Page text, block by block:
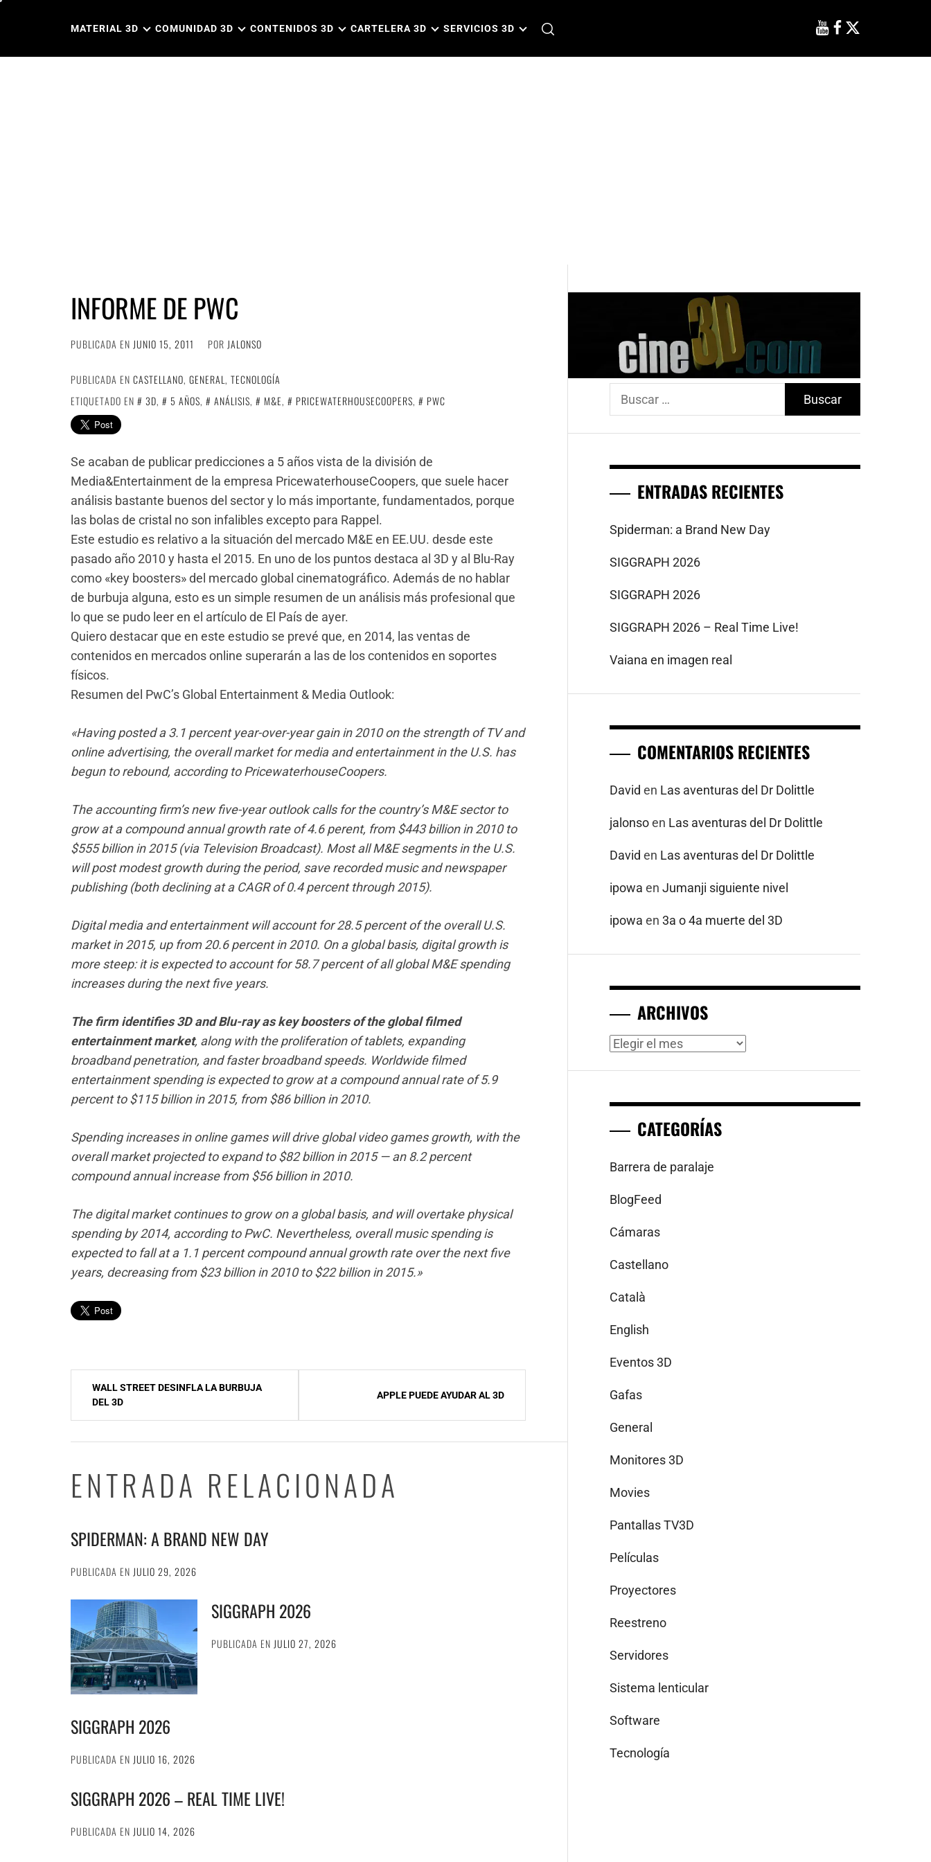
MATERIAL 3D COMUNIDAD 3D CONTENIDOS 3D CARTELERA 3D SERVICIOS 3D
INFORME DE PWC
PUBLICADA EN JUNIO 15, 2011 POR JALONSO
PUBLICADA EN CASTELLANO, GENERAL, TECNOLOGÍA
ETIQUETADO EN
3D, 5 AÑOS, ANÁLISIS, M&E, PRICEWATERHOUSECOOPERS, PWC
Se acaban de publicar predicciones a 5 años vista de la división de
Media&Entertainment de la empresa PricewaterhouseCoopers, que suele hacer
análisis bastante buenos del sector y lo más importante, fundamentados, porque
las bolas de cristal no son infalibles excepto para Rappel.
Este estudio es relativo a la situación del mercado M&E en EE.UU. desde este
pasado año 2010 y hasta el 2015. En uno de los puntos destaca al 3D y al Blu-Ray
como «key boosters» del mercado global cinematográfico. Además de no hablar
de burbuja alguna, esto es un simple resumen de un análisis más profesional que
lo que se pudo leer en el artículo de El País de ayer.
Quiero destacar que en este estudio se prevé que, en 2014, las ventas de
contenidos en mercados online superarán a las de los contenidos en soportes
físicos.
Resumen del PwC’s Global Entertainment & Media Outlook:
«Having posted a 3.1 percent year-over-year gain in 2010 on the strength of TV and
online advertising, the overall market for media and entertainment in the U.S. has
begun to rebound, according to PricewaterhouseCoopers.
The accounting firm’s new five-year outlook calls for the country’s M&E sector to
grow at a compound annual growth rate of 4.6 perent, from $443 billion in 2010 to
$555 billion in 2015 (via Television Broadcast). Most all M&E segments in the U.S.
will post modest growth during the period, save recorded music and newspaper
publishing (both declining at a CAGR of 0.4 percent through 2015).
Digital media and entertainment will account for 28.5 percent of the overall U.S.
market in 2015, up from 20.6 percent in 2010. On a global basis, digital growth is
more steep: it is expected to account for 58.7 percent of all global M&E spending
increases during the next five years.
The firm identifies 3D and Blu-ray as key boosters of the global filmed
entertainment market, along with the proliferation of tablets, expanding
broadband penetration, and faster broadband speeds. Worldwide filmed
entertainment spending is expected to grow at a compound annual rate of 5.9
percent to $115 billion in 2015, from $86 billion in 2010.
Spending increases in online games will drive global video games growth, with the
overall market projected to expand to $82 billion in 2015 — an 8.2 percent
compound annual increase from $56 billion in 2010.
The digital market continues to grow on a global basis, and will overtake physical
spending by 2014, according to PwC. Nevertheless, overall music spending is
expected to fall at a 1.1 percent compound annual growth rate over the next five
years, decreasing from $23 billion in 2010 to $22 billion in 2015.»
Navegación
entradas
WALL STREET DESINFLA LA BURBUJA
DEL 3D
APPLE PUEDE AYUDAR AL 3D
ENTRADA RELACIONADA
SPIDERMAN: A BRAND NEW DAY
PUBLICADA EN JULIO 29, 2026
SIGGRAPH 2026
PUBLICADA EN JULIO 27, 2026
SIGGRAPH 2026
PUBLICADA EN JULIO 16, 2026
SIGGRAPH 2026 – REAL TIME LIVE!
PUBLICADA EN JULIO 14, 2026
Buscar:
ENTRADAS RECIENTES
Spiderman: a Brand New Day
SIGGRAPH 2026
SIGGRAPH 2026
SIGGRAPH 2026 – Real Time Live!
Vaiana en imagen real
COMENTARIOS RECIENTES
David en Las aventuras del Dr Dolittle
jalonsoen Las aventuras del Dr Dolittle
David en Las aventuras del Dr Dolittle
ipowa enJumanji siguiente nivel
ipowa en3a o 4a muerte del 3D
ARCHIVOS
Archivos
CATEGORÍAS
Barrera de paralaje
BlogFeed
Cámaras
Castellano
Català
English
Eventos 3D
Gafas
General
Monitores 3D
Movies
Pantallas TV3D
Películas
Proyectores
Reestreno
Servidores
Sistema lenticular
Software
Tecnología